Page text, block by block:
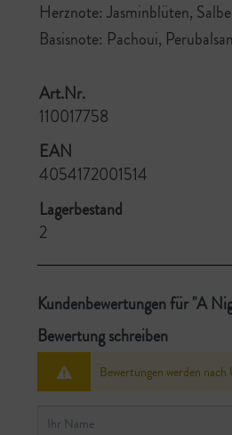
Herznote: Jasminblüten,
Basisnote: Pachoui,
Art.Nr.
110017758
EAN
4054172001514
Lagerbestand
2
Kundenbewertungen für "A
Bewertung schreiben
Bewertungen werden nach